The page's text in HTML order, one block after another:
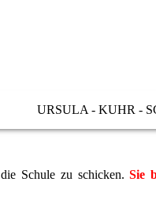
URSULA - KUHR -
Schule zu schicken.Sie